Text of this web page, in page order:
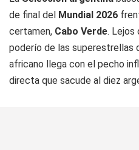
de final del Mundial 2026
certamen, Cabo Verde. Lejos
poderío de las superestrellas
africano llega con el pecho
directa que sacude al diez